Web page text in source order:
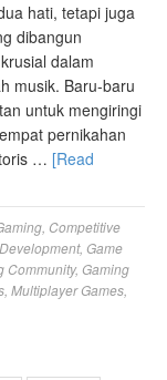
hati, tetapi juga
dibangun
dalam
musik. Baru-baru
untuk mengiringi
pernikahan
… [Read
, Competitive
, Game
Community, Gaming
, Multiplayer Games,